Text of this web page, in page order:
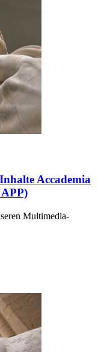
Accademia
Multimedia-